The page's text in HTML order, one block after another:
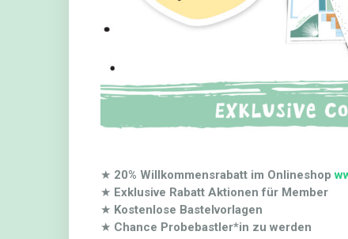
★ 20% Willkommensrabatt im Onlineshop
★ Exklusive Rabatt Aktionen für Member
★ Kostenlose Bastelvorlagen
★ Chance Probebastler*in zu werden